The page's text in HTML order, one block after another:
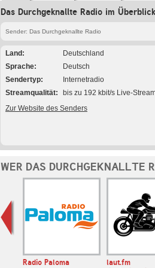
Das Durchgeknallte Radio im Überblick
Sender: Das Durchgeknallte Radio
Land
Deutschland
Sprache
Deutsch
Sendertyp
Internetradio
Streamqualität
bis zu 192 kbit/s Live-
Zur Website des Senders
WER DAS DURCHGEKNALLTE
Radio Paloma
laut.fm